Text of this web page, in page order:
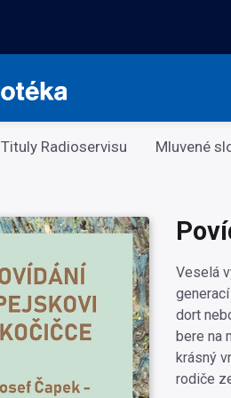
Tituly Radioservisu Mluvené
Veselá
dort
bere na
krásný
rodiče